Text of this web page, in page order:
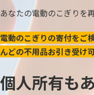
あなたの電動のこぎりを
電動のこぎりの寄付をご
んどの不用品お引き受け
個人所有も